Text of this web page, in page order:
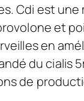
Cdi est
et
en
du cialis
de